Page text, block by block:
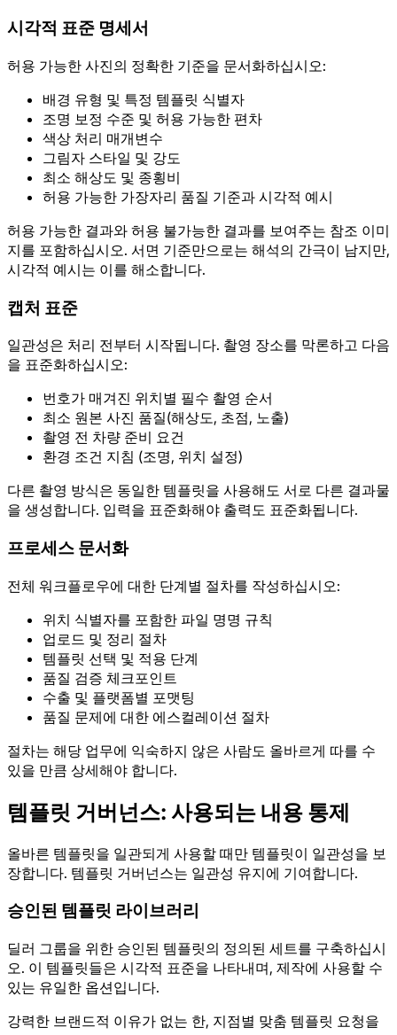
시각적 표준 명세서
허용 가능한 사진의 정확한 기준을 문서화하십시오:
배경 유형 및 특정 템플릿 식별자
조명 보정 수준 및 허용 가능한 편차
색상 처리 매개변수
그림자 스타일 및 강도
최소 해상도 및 종횡비
허용 가능한 가장자리 품질 기준과 시각적 예시
허용 가능한 결과와 허용 불가능한 결과를 보여주는 참조 이미
지를 포함하십시오. 서면 기준만으로는 해석의 간극이 남지만,
시각적 예시는 이를 해소합니다.
캡처 표준
일관성은 처리 전부터 시작됩니다. 촬영 장소를 막론하고 다음
을 표준화하십시오:
번호가 매겨진 위치별 필수 촬영 순서
최소 원본 사진 품질(해상도, 초점, 노출)
촬영 전 차량 준비 요건
환경 조건 지침 (조명, 위치 설정)
다른 촬영 방식은 동일한 템플릿을 사용해도 서로 다른 결과물
을 생성합니다. 입력을 표준화해야 출력도 표준화됩니다.
프로세스 문서화
전체 워크플로우에 대한 단계별 절차를 작성하십시오:
위치 식별자를 포함한 파일 명명 규칙
업로드 및 정리 절차
템플릿 선택 및 적용 단계
품질 검증 체크포인트
수출 및 플랫폼별 포맷팅
품질 문제에 대한 에스컬레이션 절차
절차는 해당 업무에 익숙하지 않은 사람도 올바르게 따를 수
있을 만큼 상세해야 합니다.
템플릿 거버넌스: 사용되는 내용 통제
올바른 템플릿을 일관되게 사용할 때만 템플릿이 일관성을 보
장합니다. 템플릿 거버넌스는 일관성 유지에 기여합니다.
승인된 템플릿 라이브러리
딜러 그룹을 위한 승인된 템플릿의 정의된 세트를 구축하십시
오. 이 템플릿들은 시각적 표준을 나타내며, 제작에 사용할 수
있는 유일한 옵션입니다.
강력한 브랜드적 이유가 없는 한, 지점별 맞춤 템플릿 요청을